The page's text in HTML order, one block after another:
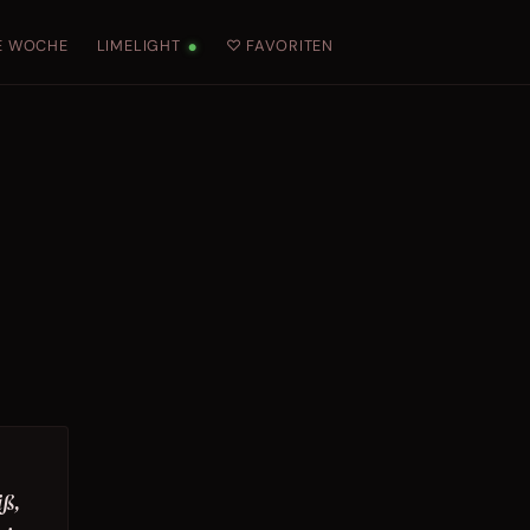
WOCHE LIMELIGHT ● ♡ FAVORITEN